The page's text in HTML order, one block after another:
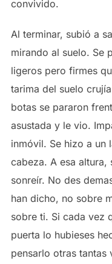
convivido.
Al terminar, subió a
mirando al suelo. Se
ligeros pero firmes
tarima del suelo
botas se pararon
asustada y le vio.
inmóvil. Se hizo a un
cabeza. A esa
sonreír. No des
han dicho, no sobre
sobre ti. Si cada vez
puerta lo hubieses
pensarlo otras tantas